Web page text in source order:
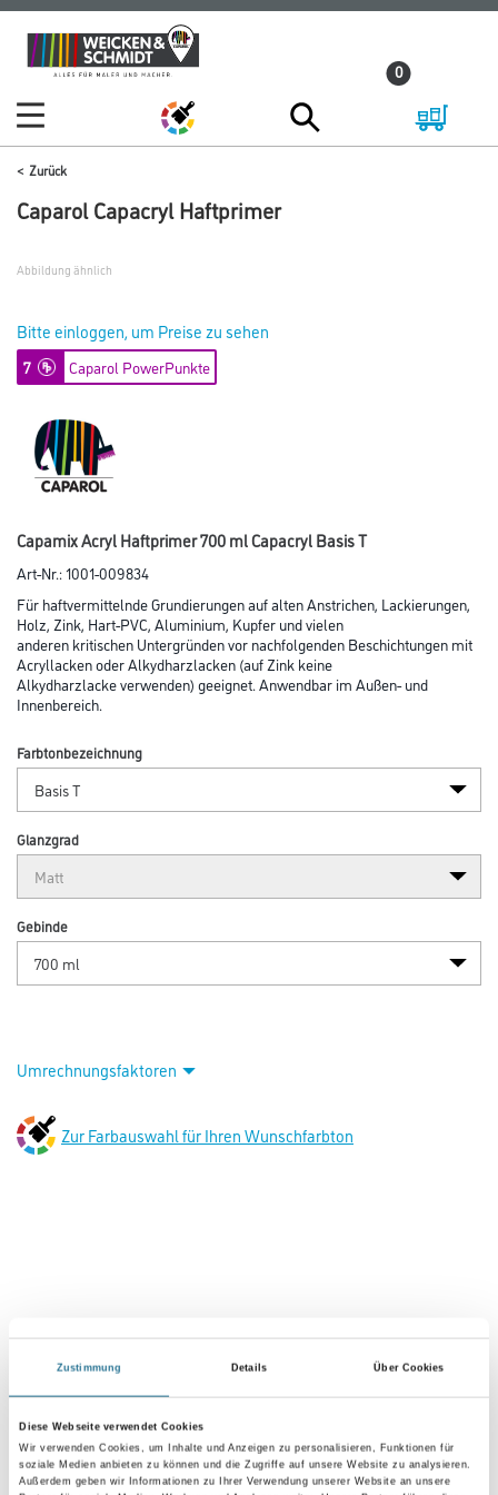
Zustimmung Details Über Cookies
Diese Webseite verwendet Cookies
Wir verwenden Cookies, um Inhalte und Anzeigen zu personalisieren, Funktionen für
soziale Medien anbieten zu können und die Zugriffe auf unsere Website zu analysieren.
Außerdem geben wir Informationen zu Ihrer Verwendung unserer Website an unsere
Zum
Inhalt
Zum
Navigationsmenü
0
Zurück
Caparol Capacryl Haftprimer
Abbildung ähnlich
Bitte einloggen, um Preise zu sehen
7 Caparol PowerPunkte
Capamix Acryl Haftprimer 700 ml Capacryl Basis T
Art-Nr.:1001-009834
Für haftvermittelnde Grundierungen auf alten Anstrichen, Lackierungen,
Holz, Zink, Hart-PVC, Aluminium, Kupfer und vielen
anderen kritischen Untergründen vor nachfolgenden Beschichtungen mit
Acryl­lacken oder Alkyd­harzlacken (auf Zink keine
Alkydharz­lacke verwenden) geeignet. Anwendbar im Außen- und
Innenbereich.
Farbtonbezeichnung
Glanzgrad
Gebinde
Umrechnungsfaktoren
Zur Farbauswahl für Ihren Wunschfarbton
PRODUKTEIGENSCHAFTEN
Produkteigenschaft
- Schnell trocknend
- Gut schleifbar